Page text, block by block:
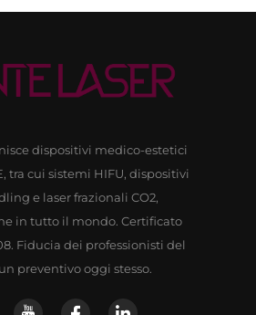
dispositivi medico-estetici
tra cui sistemi HIFU, dispositivi
e laser frazionali CO2,
in tutto il mondo. Certificato
Fiducia dei professionisti del
preventivo oggi stesso.